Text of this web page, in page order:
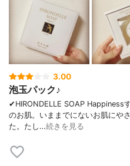
3.00
泡玉パック♪
✔︎HIRONDELLE SOAP Happiness
のお肌。いままでにないお肌にや
た。たし…続きを見る